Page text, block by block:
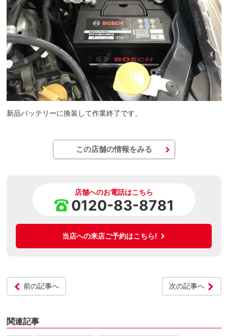
新品バッテリーに換装して作業終了です。
この店舗の情報をみる
店舗へのお電話はこちら
0120-83-8781
当店への来店ご予約はこちら!
前の記事へ 次の記事へ
関連記事